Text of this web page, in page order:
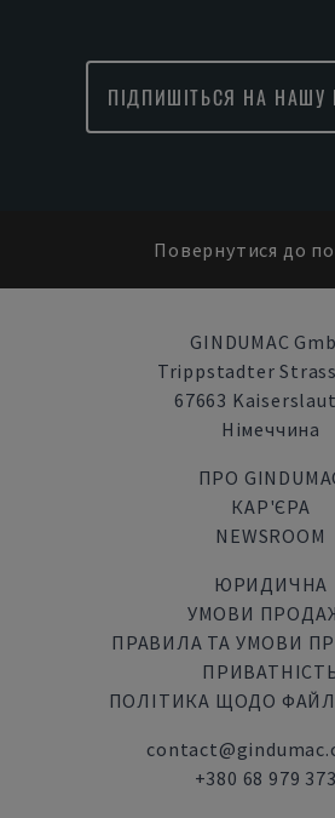
ПІДПИШІТЬСЯ НА НАШУ
Повернутися до
GINDUMAC
Trippstadter
67663
Німеччина
ПРО
КАР'ЄРА
NEWSROOM
ЮРИДИЧНА
УМОВИ
ПРАВИЛА ТА УМОВИ
ПОЛІТИКА ЩОДО
+380 68 979